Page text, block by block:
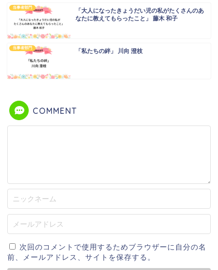
当事者部門
「大人になったきょうだい児の私がたくさんのあ
なたに教えてもらったこと」 藤木 和子
当事者部門 「私たちの絆」 川向 澄枝
COMMENT
次回のコメントで使用するためブラウザーに自分の名
前、メールアドレス、サイトを保存する。